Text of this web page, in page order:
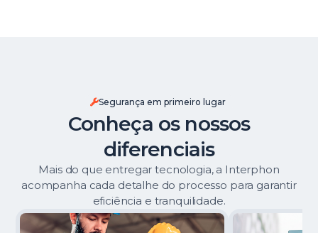
Segurança em primeiro lugar
Conheça os nossos
diferenciais
Mais do que entregar tecnologia, a Interphon
acompanha cada detalhe do processo para garantir
eficiência e tranquilidade.